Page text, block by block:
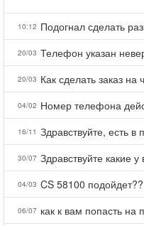
10:12
20/03 Телефон указан
20/03 Как сделать заказ на
04/02
16/11
30/07 Здравствуйте какие
04/03 CS 58100
06/07